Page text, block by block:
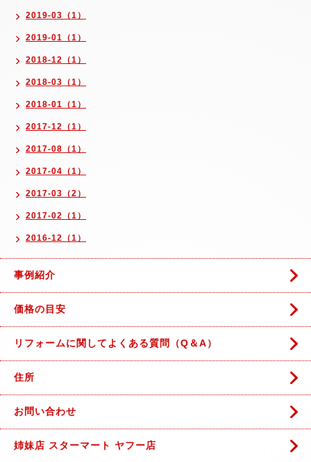
2019-03（1）
2019-01（1）
2018-12（1）
2018-03（1）
2018-01（1）
2017-12（1）
2017-08（1）
2017-04（1）
2017-03（2）
2017-02（1）
2016-12（1）
事例紹介
価格の目安
リフォームに関してよくある質問（Q＆A）
住所
お問い合わせ
姉妹店 スターマート ヤフー店